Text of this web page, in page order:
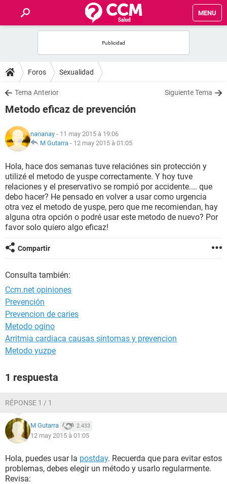
MENU
FORUMS
SALUD
NUTRICIÓN
BIENESTAR
SEXUALIDAD
GLOSARIO
Foros Sexualidad
Tema Anterior Siguiente Tema
Metodo eficaz de prevención
nananay - 11 may 2015 à 19:06
M Gutarra - 12 may 2015 à 01:05
Hola, hace dos semanas tuve relaciónes sin protección y
utilizé el metodo de yuspe correctamente. Y hoy tuve
relaciones y el preservativo se rompió por accidente.... que
debo hacer? He pensado en volver a usar como urgencia
otra vez el metodo de yuspe, pero que me recomiendan, hay
alguna otra opción o podré usar este metodo de nuevo? Por
favor solo quiero algo eficaz!
Compartir
Consulta también:
Ccm.net opiniones
Prevención
Prevencion de caries
Metodo ogino
Arritmia cardiaca causas sintomas y prevencion
Metodo yuzpe
1 respuesta
RÉPONSE 1 / 1
M Gutarra 2.433
12 may 2015 à 01:05
Hola, puedes usar la postday. Recuerda que para evitar estos
problemas, debes elegir un método y usarlo regularmente.
Revisa: